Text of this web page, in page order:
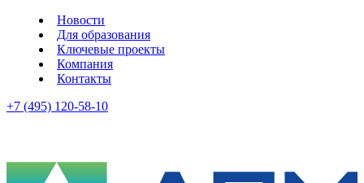
Новости
Для образования
Ключевые проекты
Компания
Контакты
+7 (495) 120-58-10